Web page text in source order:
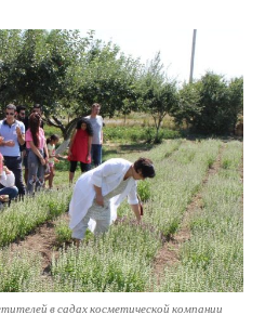
в садах косметической компании